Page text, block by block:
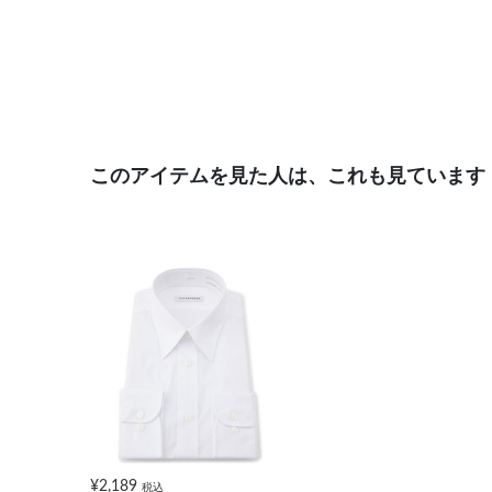
このアイテムを見た人は、これも見ています
¥2,189 税込